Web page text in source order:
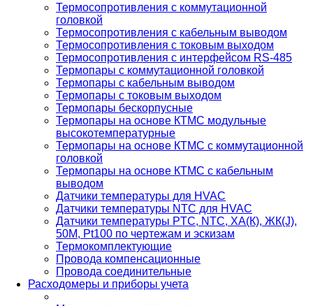
Термосопротивления с коммутационной
головкой
Термосопротивления с кабельным выводом
Термосопротивления с токовым выходом
Термосопротивления с интерфейсом RS-485
Термопары с коммутационной головкой
Термопары с кабельным выводом
Термопары с токовым выходом
Термопары бескорпусные
Термопары на основе КТМС модульные
высокотемпературные
Термопары на основе КТМС с коммутационной
головкой
Термопары на основе КТМС с кабельным
выводом
Датчики температуры для HVAC
Датчики температуры NTC для HVAC
Датчики температуры PTС, NTC, ХА(К), ЖК(J),
50М, Pt100 по чертежам и эскизам
Термокомплектующие
Провода компенсационные
Провода соединительные
Расходомеры и приборы учета